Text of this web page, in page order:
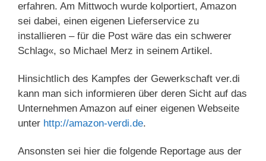
erfahren. Am Mittwoch wurde kolportiert, Amazon
sei dabei, einen eigenen Lieferservice zu
installieren – für die Post wäre das ein schwerer
Schlag«, so Michael Merz in seinem Artikel.
Hinsichtlich des Kampfes der Gewerkschaft ver.di
kann man sich informieren über deren Sicht auf das
Unternehmen Amazon auf einer eigenen Webseite
unter http://amazon-verdi.de.
Ansonsten sei hier die folgende Reportage aus der